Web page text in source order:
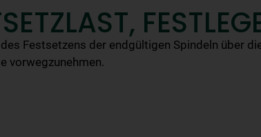
Festsetzens der endgültigen Spindeln über
vorwegzunehmen.